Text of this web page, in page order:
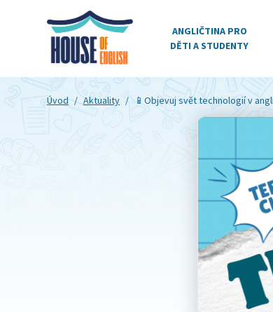
ANGLIČTINA PRO
DĚTI A STUDENTY
Úvod / Aktuality / 📱Objevuj svět technologií v